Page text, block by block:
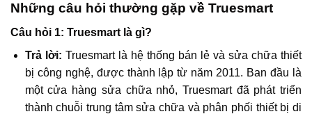
Những câu hỏi thường gặp về Truesmart
Câu hỏi 1: Truesmart là gì?
Trả lời: Truesmart là hệ thống bán lẻ và sửa chữa thiết
bị công nghệ, được thành lập từ năm 2011. Ban đầu là
một cửa hàng sửa chữa nhỏ, Truesmart đã phát triển
thành chuỗi trung tâm sửa chữa và phân phối thiết bị di